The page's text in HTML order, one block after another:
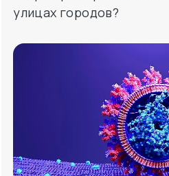
улицах городов?